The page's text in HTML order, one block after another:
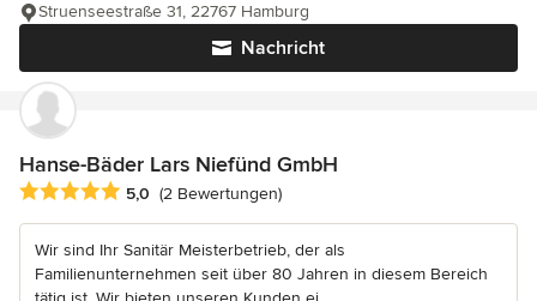
Nachricht
Struenseestraße 31, 22767 Hamburg
Hanse-Bäder Lars Niefünd GmbH
Durchschnittliche Bewertung: 5 von 5 Sternen
5,0 (2 Bewertungen)
Wir sind Ihr Sanitär Meisterbetrieb, der als
Familienunternehmen seit über 80 Jahren in diesem Bereich